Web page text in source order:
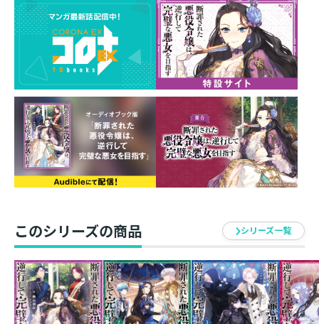
２冊セットをご購入いただいたお客様全員に『ショート
ショート付きイラストペーパー（2枚）』をプレゼン
※原作小説9巻とコミックス7巻を含むすべてのセット商
品が対象です。
※同時購入特典はポストカードサイズです。
※１セットにつき２種類のイラストペーパーが付き、え
びすし先生・北国良人先生それぞれ１枚ずつご用意して
います。裏面にはショートショートが書かれています。
（それぞれ内容は異なります。）
※同時購入特典とは別に、通常特典（原作小説：書き下
ろしSS／コミックス：ポストカード）も付きます。
※同時購入特典は準備数に限りがございます。事前の告
知なく販売を終了する場合もございますので、予めご了
承ください。
このシリーズの商品 シリーズ一覧